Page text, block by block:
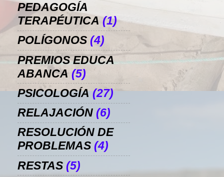
PEDAGOGÍA
TERAPÉUTICA (1)
POLÍGONOS (4)
PREMIOS EDUCA
ABANCA (5)
PSICOLOGÍA (27)
RELAJACIÓN (6)
RESOLUCIÓN DE
PROBLEMAS (4)
RESTAS (5)